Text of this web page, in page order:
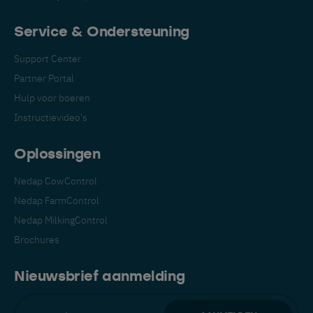
Service & Ondersteuning
Support Center
Partner Portal
Hulp voor boeren
Instructievideo's
Oplossingen
Nedap CowControl
Nedap FarmControl
Nedap MilkingControl
Brochures
Nieuwsbrief aanmelding